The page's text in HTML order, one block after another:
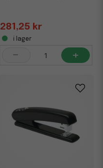
281,25 kr
i lager
- +